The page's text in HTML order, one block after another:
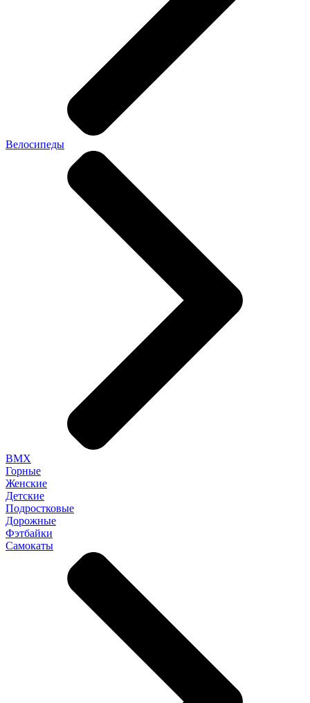
Велосипеды
BMX
Горные
Женские
Детские
Подростковые
Дорожные
Фэтбайки
Самокаты